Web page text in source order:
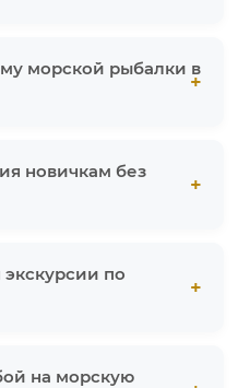
морской рыбалки в
новичкам без
экскурсии по
на морскую